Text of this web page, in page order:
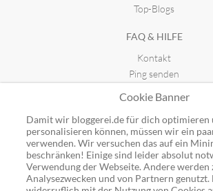
Top-Blogs
FAQ & HILFE
Kontakt
Ping senden
GUTSCHEINE
Top-Gutscheine
Alle Shops
Cookie Banner
Damit wir bloggerei.de für dich optimieren
personalisieren können, müssen wir ein
verwenden. Wir versuchen das auf ein
beschränken! Einige sind leider absolut
Verwendung der Webseite. Andere werden
Analysezwecken und von Partnern genutzt.